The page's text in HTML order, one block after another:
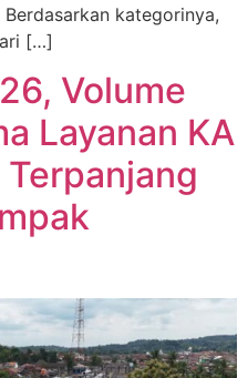
kategorinya,
[…]
Volume
Layanan KA